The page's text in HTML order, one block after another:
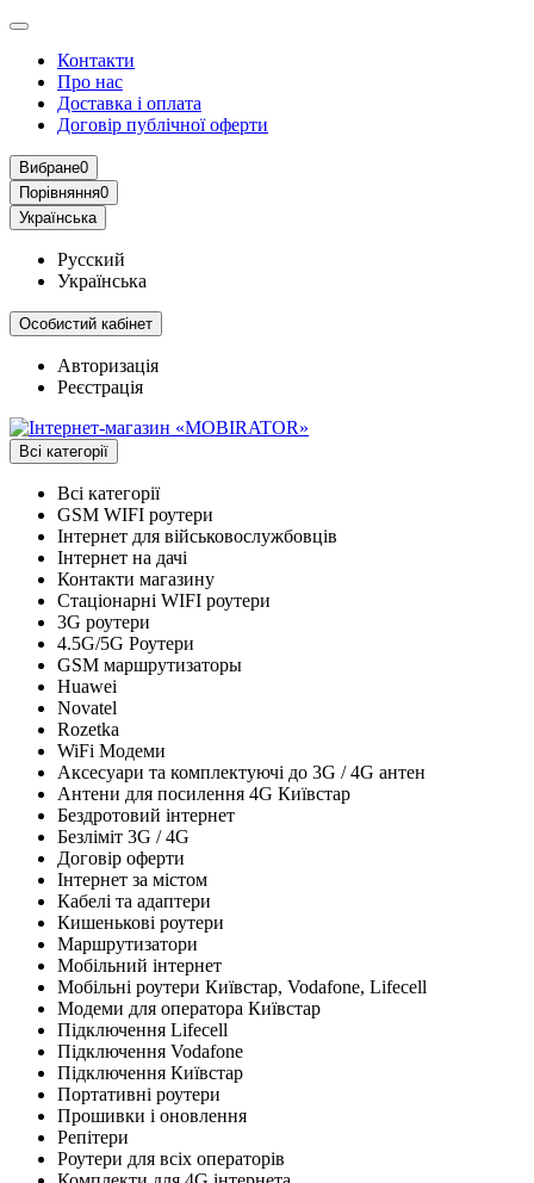
Контакти
Про нас
Доставка і оплата
Договір публічної оферти
Вибране0
Порівняння0
Українська
Русский
Українська
Особистий кабінет
Авторизація
Реєстрація
Всі категорії
Всі категорії
GSM WIFI роутери
Інтернет для військовослужбовців
Інтернет на дачі
Контакти магазину
Стаціонарні WIFI роутери
3G роутери
4.5G/5G Роутери
GSM маршрутизаторы
Huawei
Novatel
Rozetka
WiFi Модеми
Аксесуари та комплектуючі до 3G / 4G антен
Антени для посилення 4G Київстар
Бездротовий інтернет
Безліміт 3G / 4G
Договір оферти
Інтернет за містом
Кабелі та адаптери
Кишенькові роутери
Маршрутизатори
Мобільний інтернет
Мобільні роутери Київстар, Vodafone, Lifecell
Модеми для оператора Київстар
Підключення Lifecell
Підключення Vodafone
Підключення Київстар
Портативні роутери
Прошивки і оновлення
Репітери
Роутери для всіх операторів